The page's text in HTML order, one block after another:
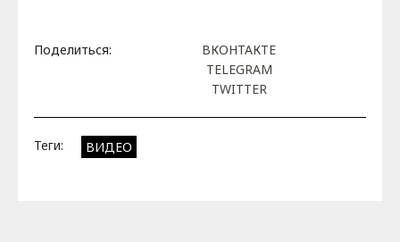
Поделиться:
ВКОНТАКТЕ
TELEGRAM
TWITTER
Теги: ВИДЕО